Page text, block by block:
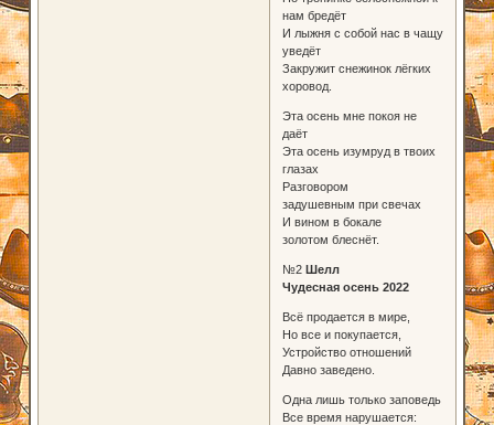
нам бредёт
И лыжня с собой нас в чащу
уведёт
Закружит снежинок лёгких
хоровод.
Эта осень мне покоя не
даёт
Эта осень изумруд в твоих
глазах
Разговором
задушевным при свечах
И вином в бокале
золотом блеснёт.
№2Шелл
Чудесная осень 2022
Всё продается в мире,
Но все и покупается,
Устройство отношений
Давно заведено.
Одна лишь только заповедь
Все время нарушается: